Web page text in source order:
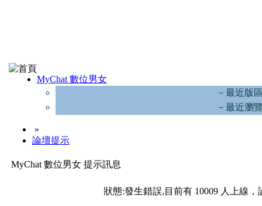
MyChat 數位男女
－最近版
－最近瀏
»
論壇提示
MyChat 數位男女 提示訊息
狀態:發生錯誤,目前有 10009 人上線